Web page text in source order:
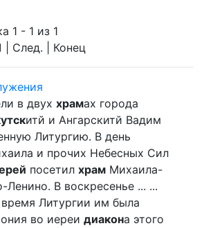
1 - 1 из 1
| След. | Конец
в двух храмах города
итй и Ангарскитй Вадим
Литургию. В день
и прочих Небесных Сил
посетил храм Михаила-
Ленино. В воскресенье ... ...
Литургии им была
во иереи диакона этого